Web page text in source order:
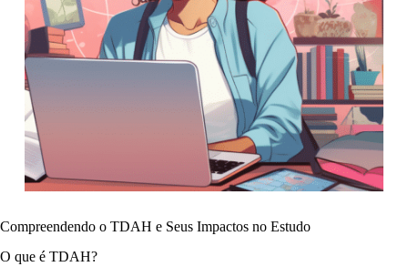
Compreendendo o TDAH e Seus Impactos no Estudo
O que é TDAH?